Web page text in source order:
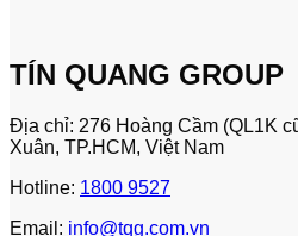
TÍN QUANG GROUP
Địa chỉ: 276 Hoàng Cầm (QL1K
Xuân, TP.HCM, Việt Nam
Hotline: 1800 9527
Email: info@tqg.com.vn